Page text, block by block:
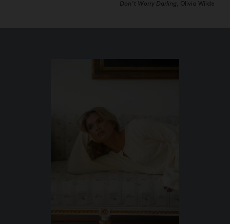
Don’t Worry Darling , Olivia Wilde